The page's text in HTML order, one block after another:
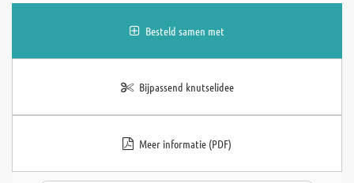
Besteld samen met
Bijpassend knutselidee
Meer informatie (PDF)